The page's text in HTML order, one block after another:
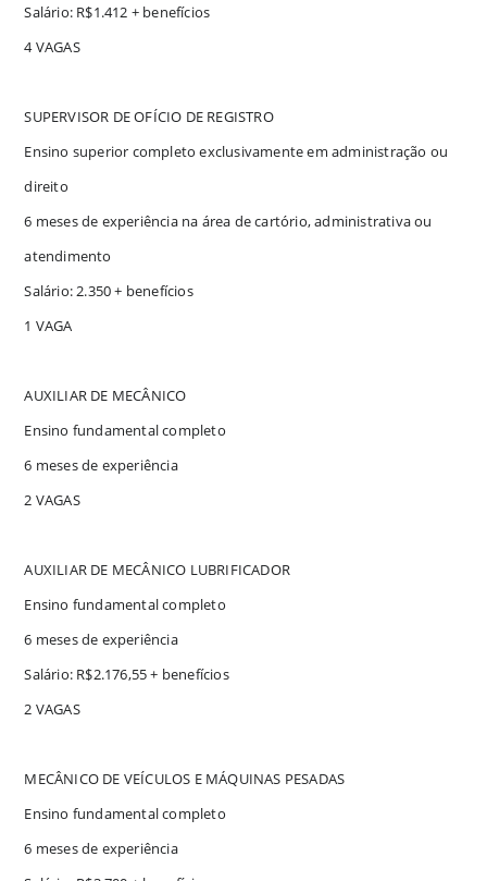
Salário: R$1.412 + benefícios
4 VAGAS
SUPERVISOR DE OFÍCIO DE REGISTRO
Ensino superior completo exclusivamente em administração ou
direito
6 meses de experiência na área de cartório, administrativa ou
atendimento
Salário: 2.350 + benefícios
1 VAGA
AUXILIAR DE MECÂNICO
Ensino fundamental completo
6 meses de experiência
2 VAGAS
AUXILIAR DE MECÂNICO LUBRIFICADOR
Ensino fundamental completo
6 meses de experiência
Salário: R$2.176,55 + benefícios
2 VAGAS
MECÂNICO DE VEÍCULOS E MÁQUINAS PESADAS
Ensino fundamental completo
6 meses de experiência